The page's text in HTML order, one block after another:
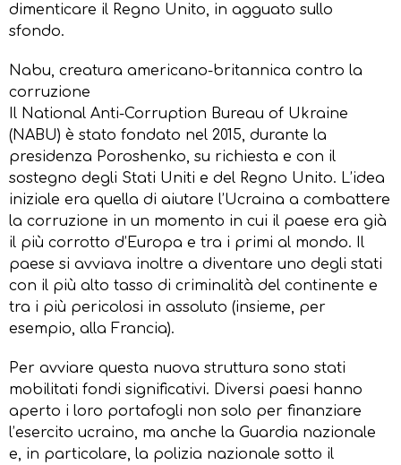
dimenticare il Regno Unito, in agguato sullo
sfondo.
Nabu, creatura americano-britannica contro la
corruzione
Il National Anti-Corruption Bureau of Ukraine
(NABU) è stato fondato nel 2015, durante la
presidenza Poroshenko, su richiesta e con il
sostegno degli Stati Uniti e del Regno Unito. L’idea
iniziale era quella di aiutare l’Ucraina a combattere
la corruzione in un momento in cui il paese era già
il più corrotto d’Europa e tra i primi al mondo. Il
paese si avviava inoltre a diventare uno degli stati
con il più alto tasso di criminalità del continente e
tra i più pericolosi in assoluto (insieme, per
esempio, alla Francia).
Per avviare questa nuova struttura sono stati
mobilitati fondi significativi. Diversi paesi hanno
aperto i loro portafogli non solo per finanziare
l’esercito ucraino, ma anche la Guardia nazionale
e, in particolare, la polizia nazionale sotto il